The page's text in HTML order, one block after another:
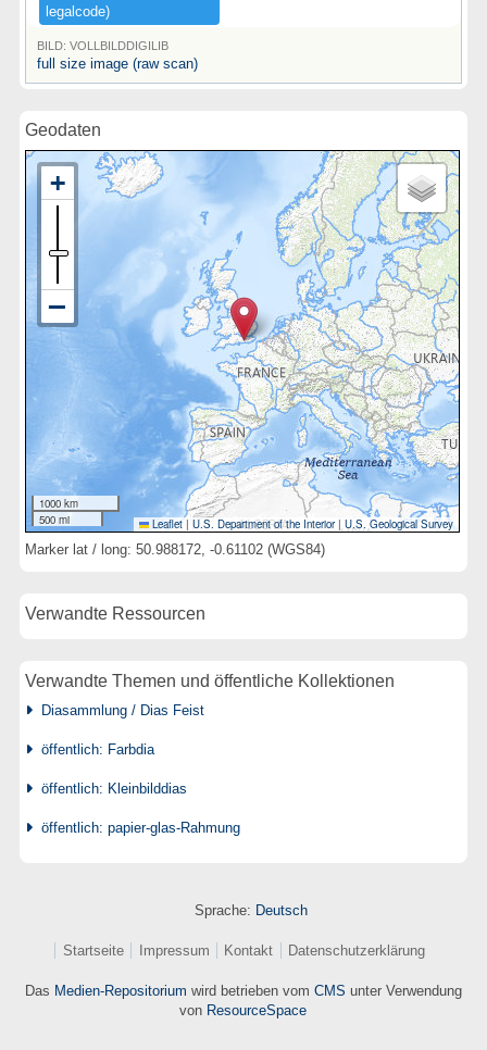
legalcode)​
BILD: VOLLBILDDIGILIB
full size image (raw scan)
Geodaten
1000 km
500 mi
Leaflet | U.S. Department of the Interior|U.S. Geological Survey
Marker lat / long: 50.988172, -0.61102 (WGS84)
Verwandte Ressourcen
Verwandte Themen und öffentliche Kollektionen
Diasammlung / Dias Feist
öffentlich: Farbdia
öffentlich: Kleinbilddias
öffentlich: papier-glas-Rahmung
Sprache: Deutsch
Startseite Impressum Kontakt Datenschutzerklärung
Das Medien-Repositorium wird betrieben vom CMS unter Verwendung
von ResourceSpace